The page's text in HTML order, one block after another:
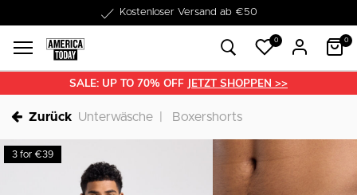
1-3 Werktage Lieferzeit
0 0
SALE: UP TO 70% OFF JETZT SHOPPEN >>
Zurück Unterwäsche Boxershorts
3 for €39